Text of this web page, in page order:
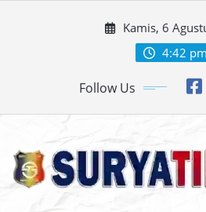
Kamis, 6
4:42 pm
Follow Us